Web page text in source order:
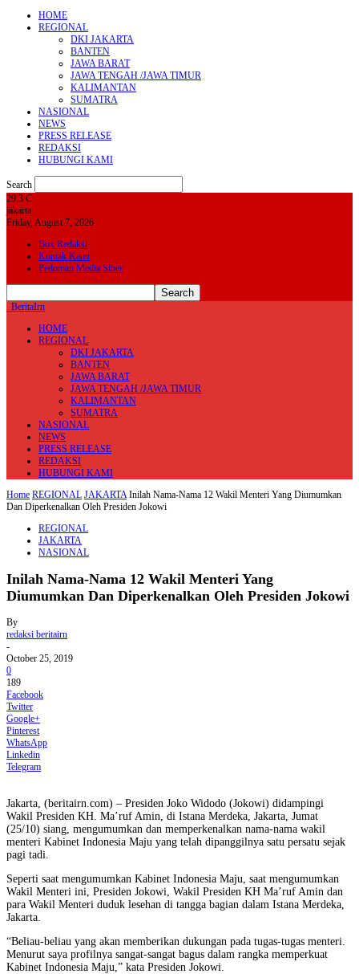
HOME
REGIONAL
DKI JAKARTA
BANTEN
JAWA BARAT
JAWA TENGAH /JAWA TIMUR
KALIMANTAN
SUMATRA
NASIONAL
NEWS
PRESS RELEASE
REDAKSI
HUBUNGI KAMI
Search
29.3 C
jakarta
Friday, August 7, 2026
Box Redaksi
Kontak Kami
Pedoman Media Siber
BeritaIrn
HOME
REGIONAL
DKI JAKARTA
BANTEN
JAWA BARAT
JAWA TENGAH /JAWA TIMUR
KALIMANTAN
SUMATRA
NASIONAL
NEWS
PRESS RELEASE
REDAKSI
HUBUNGI KAMI
Home REGIONAL JAKARTA Inilah Nama-Nama 12 Wakil Menteri Yang Diumumkan
Dan Diperkenalkan Oleh Presiden Jokowi
REGIONAL
JAKARTA
NASIONAL
Inilah Nama-Nama 12 Wakil Menteri Yang
Diumumkan Dan Diperkenalkan Oleh Presiden Jokowi
By
redaksi beritairn
-
October 25, 2019
0
189
Facebook
Twitter
Google+
Pinterest
WhatsApp
Linkedin
Telegram
Jakarta, (beritairn.com) – Presiden Joko Widodo (Jokowi) didampingi
Wakil Presiden KH. Ma’ruf Amin, di Istana Merdeka, Jakarta, Jumat
(25/10) siang, mengumumkan dan memperkenalkan nama-nama wakil
menteri Kabinet Indonesia Maju yang telah dipanggilnya satu persatu sejak
pagi tadi.
Seperti saat mengumumkan Kabinet Indonesia Maju, saat mengumumkan
Wakil Menteri ini, Presiden Jokowi, Wakil Presiden KH Ma’ruf Amin dan
para Wakil Menteri duduk lesehan di tangga bagian dalam Istana Merdeka,
Jakarta.
“Beliau-beliau yang akan memberikan dukungan pada tugas-tugas menteri.
Menurut saya profilnya sangat-sangat bagus dalam rangka memperkuat
Kabinet Indonesia Maju,” kata Presiden Jokowi.